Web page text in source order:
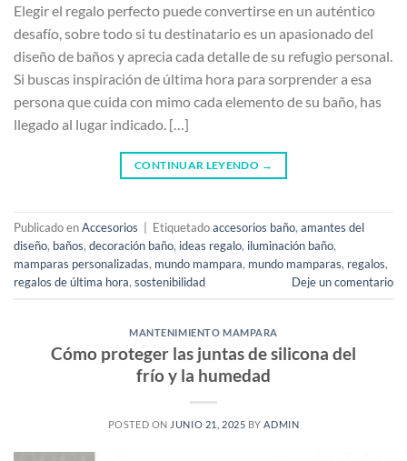
Elegir el regalo perfecto puede convertirse en un auténtico
desafío, sobre todo si tu destinatario es un apasionado del
diseño de baños y aprecia cada detalle de su refugio personal.
Si buscas inspiración de última hora para sorprender a esa
persona que cuida con mimo cada elemento de su baño, has
llegado al lugar indicado. […]
CONTINUAR LEYENDO →
Publicado enAccesorios Etiquetadoaccesorios baño, amantes del
diseño, baños, decoración baño, ideas regalo, iluminación baño,
mamparas personalizadas, mundo mampara, mundo mamparas, regalos,
regalos de última hora, sostenibilidad Deje un comentario
MANTENIMIENTO MAMPARA
Cómo proteger las juntas de silicona del
frío y la humedad
POSTED ON JUNIO 21, 2025 BY ADMIN